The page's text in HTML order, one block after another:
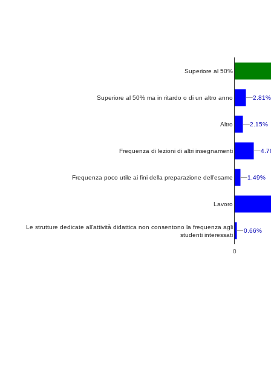
0
Superiore al 50%
Superiore al 50% ma in ritardo o di un altro anno
Altro
Frequenza di lezioni di altri insegnamenti
Frequenza poco utile ai fini della preparazione dell'esame
Lavoro
Le strutture dedicate all'attività didattica non consentono la frequenza agli
studenti interessati
2.81%
2.81%
2.15%
2.15%
1.49%
1.49%
0.66%
0.66%